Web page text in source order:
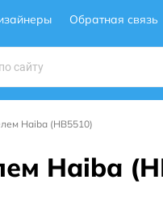
Обратная связь
Haiba (HB5510)
Haiba